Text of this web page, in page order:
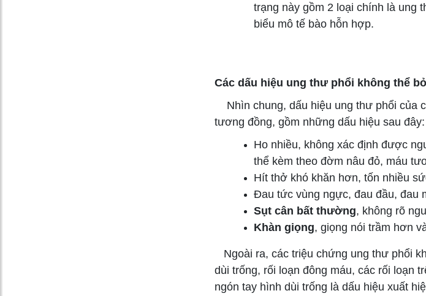
trạng này gồm 2 loại chính là ung
biểu mô tế bào hỗn hợp.
Các dấu hiệu ung thư phổi không thể
Nhìn chung, dấu hiệu ung thư phổi của
tương đồng, gồm những dấu hiệu sau đây:
Ho nhiều, không xác định được
thể kèm theo đờm nâu đỏ, máu
Hít thở khó khăn hơn, tốn nhiều
Đau tức vùng ngực, đau đầu, đau
Sụt cân bất thường, không rõ
Khàn giọng, giọng nói trầm hơn
Ngoài ra, các triệu chứng ung thư phổi
dùi trống, rối loạn đông máu, các rối loạn
ngón tay hình dùi trống là dấu hiệu xuất